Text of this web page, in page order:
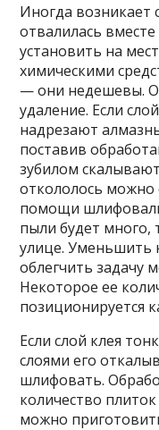
Иногда возникает
отвалилась
установить на
химическими
— они недешевы.
удаление. Если
надрезают
поставив
зубилом
откололось можно
помощи
пыли будет много,
улице. Уменьшить
облегчить задачу
Некоторое ее
позиционируется
Если слой клея
слоями его
шлифовать.
количество
можно